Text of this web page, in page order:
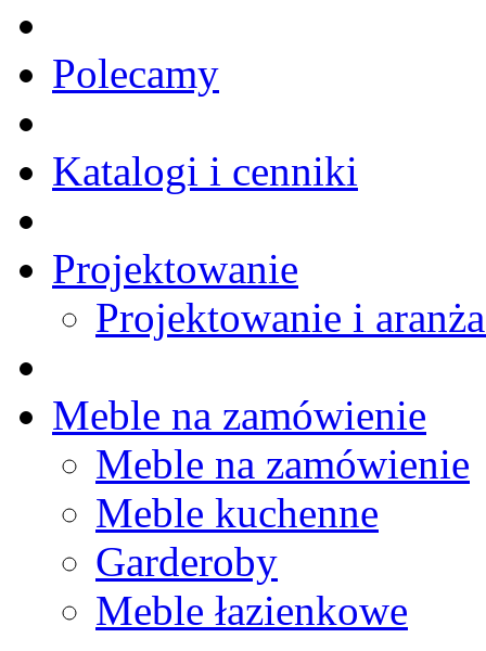
Polecamy
Katalogi i cenniki
Projektowanie
Projektowanie i
Meble na zamówienie
Meble na zamówienie
Meble kuchenne
Garderoby
Meble łazienkowe